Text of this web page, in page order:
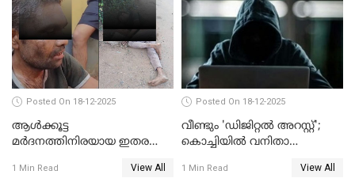
Posted On 18-12-2025
ആൾക്കൂട്ട
മർദനത്തിനിരയായ ഇതര
നടുക്കുന്ന സംഭവം
1 Min Read View All
Posted On 18-12-2025
വീണ്ടും 'ഡിജിറ്റല്‍ അറസ്റ്റ്';
കൊച്ചിയില്‍ വനിതാ
കോടി രൂപ
1 Min Read View All